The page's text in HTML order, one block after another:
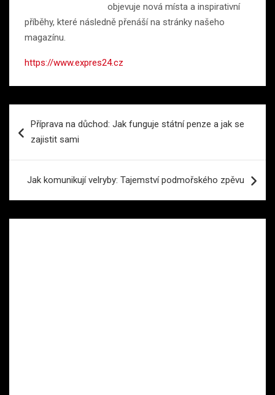
objevuje nová místa a inspirativní
příběhy, které následně přenáší na stránky našeho
magazínu.
https://www.expres24.cz
proPříprava na důchod: Jak funguje státní penze a jak se
zajistit sami
Jak komunikují velryby: Tajemství podmořského zpěvu